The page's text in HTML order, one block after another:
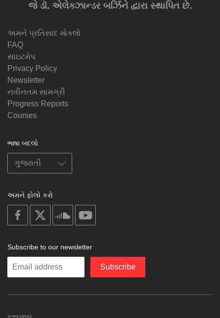
જે ડૉ. એલેક્ઝાન્ડર બર્ઝિને દ્વારા સ્થાપિત છે.
અમને પ્રતિસાદ મોકલો
FAQ
સાઇટમેપ
Privacy Policy
Newsletter
નવીનતમ સામગ્રી
Progress Reports
Courses
ભાષા બદલો
અમને ફોલો કરો
on
facebook
soundcloud
Subscribe to our newsletter
Enter
Subscribe